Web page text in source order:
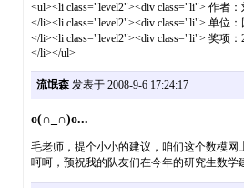
<ul><li class="level2"><div class="li"> 作者
</li><li class="level2"><div class="li"> 单位
</li><li class="level2"><div class="li"> 奖项
</li></ul>
流氓森发表于 2008-9-6 17:24:17
o(∩_∩)o...
毛老师，提个小小的建议，咱们这个数模网
呵呵，预祝我的队友们在今年的研究生数学